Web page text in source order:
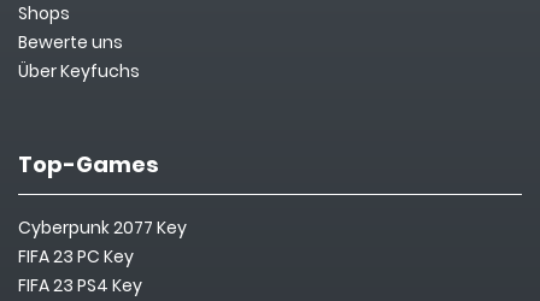
Shops
Bewerte uns
Über Keyfuchs
Top-Games
Cyberpunk 2077 Key
FIFA 23 PC Key
FIFA 23 PS4 Key